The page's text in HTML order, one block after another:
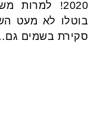
2020!
בוטלו לא מעט
סקירת בשמים